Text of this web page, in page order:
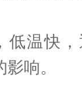
温快，
响。